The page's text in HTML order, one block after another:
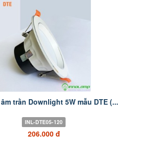
trần Downlight 5W mẫu DTE (...
INL-DTE05-120
206.000 đ